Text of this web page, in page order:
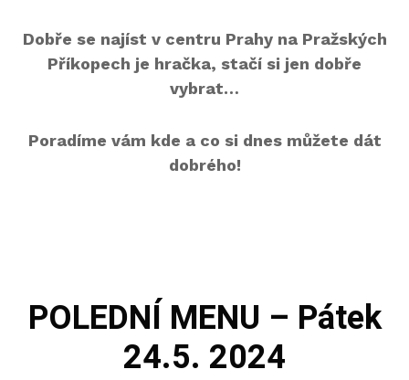
Dobře se najíst v centru Prahy na Pražských
Příkopech je hračka, stačí si jen dobře
vybrat…
Poradíme vám kde a co si dnes můžete dát
dobrého!
POLEDNÍ MENU – Pátek
24.5. 2024